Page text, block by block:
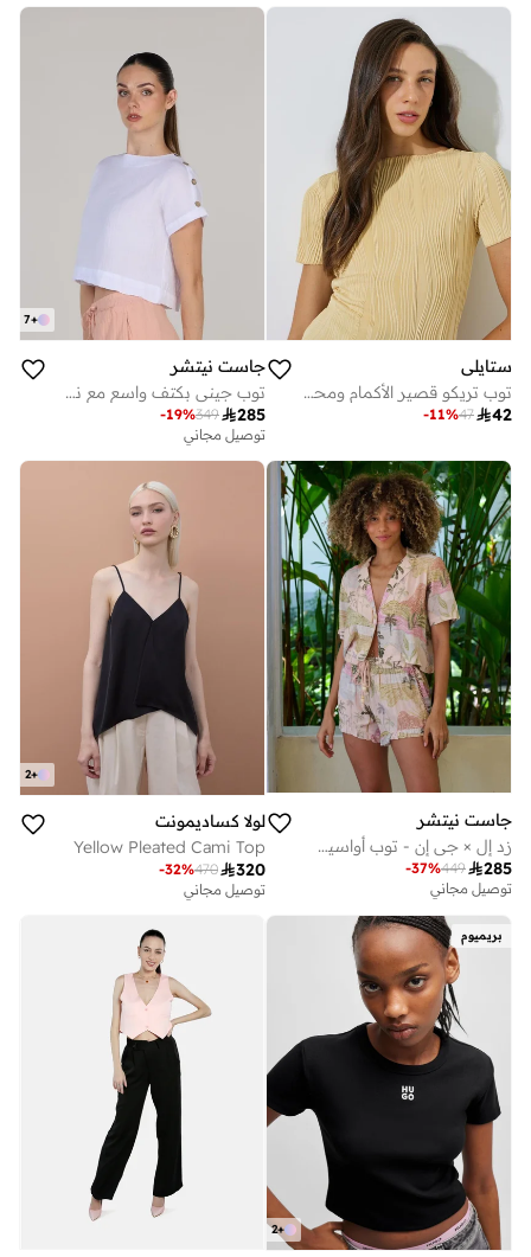
ستايلي
توب تريكو قصير الأكمام ومحكم - أصفر
42
47
-11%
+
7
جاست نيتشر
توب جيني بكتف واسع مع نصف ياقة بأزرار
285
349
-19%
توصيل مجاني
جاست نيتشر
زد إل × جي إن - توب أواسيس ريزورت
285
449
-37%
توصيل مجاني
+
2
لولا كساديمونت
Yellow Pleated Cami Top
320
470
-32%
توصيل مجاني
بريميوم
+
2